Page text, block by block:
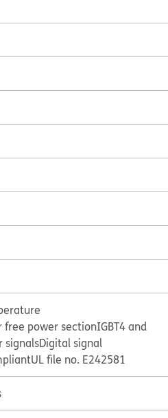
free power sectionIGBT4 and
signalsDigital signal
UL file no. E242581